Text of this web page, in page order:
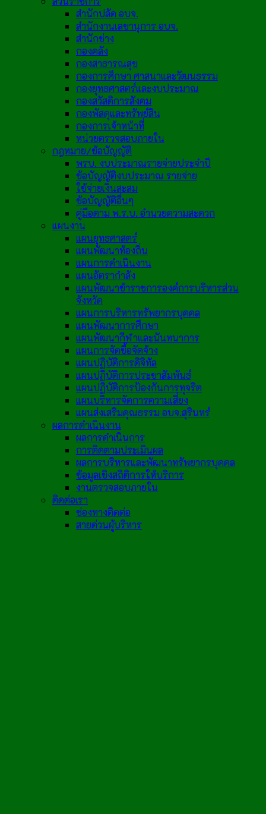
สำนักปลัด อบจ.
สำนักงานเลขานุการ อบจ.
สำนักช่าง
กองคลัง
กองสาธารณสุข
กองการศึกษา ศาสนาและวัฒนธรรม
กองยุทธศาสตร์และงบประมาณ
กองสวัสดิการสังคม
กองพัสดุและทรัพย์สิน
กองการเจ้าหน้าที่
หน่วยตรวจสอบภายใน
กฎหมาย/ข้อบัญญัติ
พรบ. งบประมาณรายจ่ายประจำปี
ข้อบัญญัติงบประมาณ รายจ่าย
ใช้จ่ายเงินสะสม
ข้อบัญญัติอื่นๆ
คู่มือตาม พ.ร.บ. อำนวยความสะดวก
แผนงาน
แผนยุทธศาสตร์
แผนพัฒนาท้องถิ่น
แผนการดำเนินงาน
แผนอัตรากำลัง
แผนพัฒนาข้าราชการองค์การบริหารส่วน
จังหวัด
แผนการบริหารทรัพยากรบุคคล
แผนพัฒนาการศึกษา
แผนพัฒนากีฬาและนันทนาการ
แผนการจัดซื้อจัดจ้าง
แผนปฏิบัติการดิจิทัล
แผนปฏิบัติการประชาสัมพันธ์
แผนปฏิบัติการป้องกันการทุจริต
แผนบริหารจัดการความเสี่ยง
แผนส่งเสริมคุณธรรม อบจ.สุรินทร์
ผลการดำเนินงาน
ผลการดำเนินการ
การติดตามประเมินผล
ผลการบริหารและพัฒนาทรัพยากรบุคคล
ข้อมูลเชิงสถิติการให้บริการ
งานตรวจสอบภายใน
ติดต่อเรา
ช่องทางติดต่อ
สายด่วนผู้บริหาร